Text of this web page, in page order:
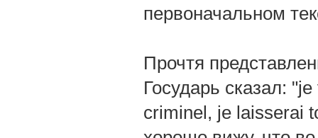
первоначальном
Прочтя
Государь сказал:
criminel, je laisserai